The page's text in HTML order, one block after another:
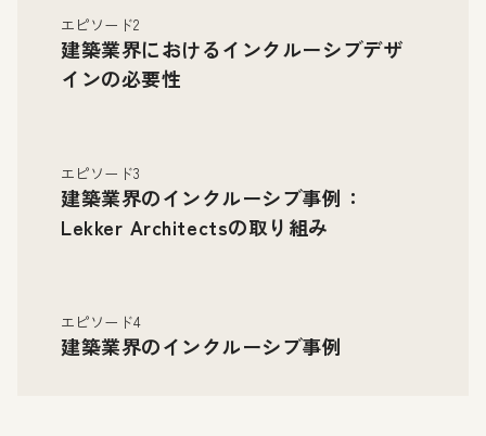
エピソード2
建築業界におけるインクルーシブデザ
インの必要性
エピソード3
建築業界のインクルーシブ事例：
Lekker Architectsの取り組み
エピソード4
建築業界のインクルーシブ事例